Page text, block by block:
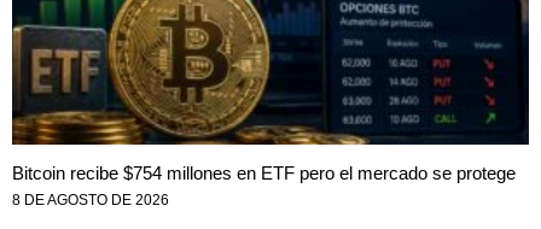
Bitcoin recibe $754 millones en ETF pero el mercado se protege
8 DE AGOSTO DE 2026